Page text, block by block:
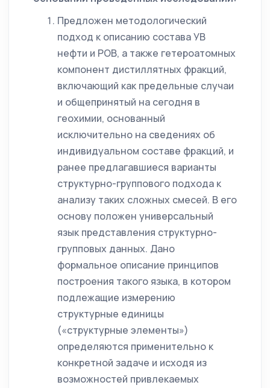
Предложен методологический
подход к описанию состава УВ
нефти и РОВ, а также гетероатомных
компонент дистиллятных фракций,
включающий как предельные случаи
и общепринятый на сегодня в
геохимии, основанный
исключительно на сведениях об
индивидуальном составе фракций, и
ранее предлагавшиеся варианты
структурно-группового подхода к
анализу таких сложных смесей. В его
основу положен универсальный
язык представления структурно-
групповых данных. Дано
формальное описание принципов
построения такого языка, в котором
подлежащие измерению
структурные единицы
(«структурные элементы»)
определяются применительно к
конкретной задаче и исходя из
возможностей привлекаемых